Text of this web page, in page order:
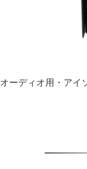
オーディオ用・アイ